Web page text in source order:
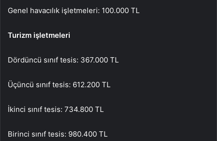
Genel havacılık işletmeleri: 100.000 TL
Turizm işletmeleri
Dördüncü sınıf tesis: 367.000 TL
Üçüncü sınıf tesis: 612.200 TL
İkinci sınıf tesis: 734.800 TL
Birinci sınıf tesis: 980.400 TL